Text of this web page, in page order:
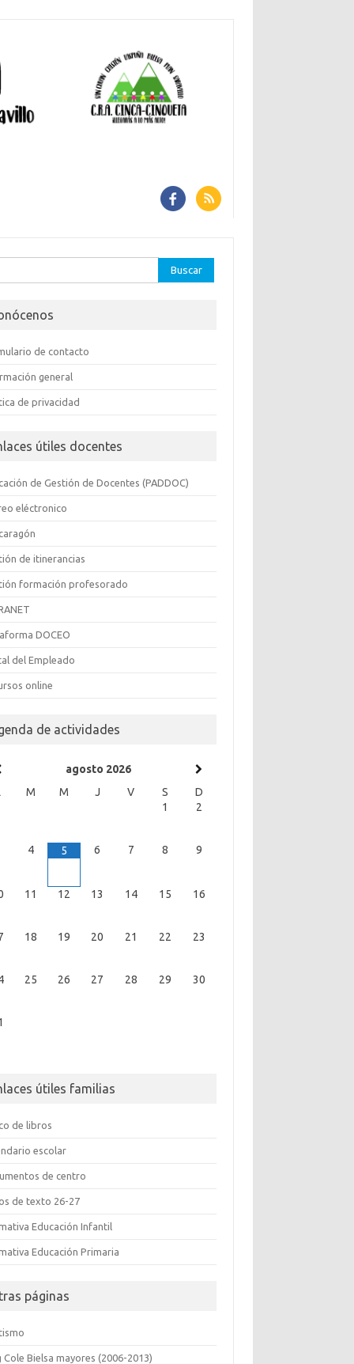
de contacto
general
de privacidad
útiles docentes
de Gestión de Docentes (PADDOC)
eléctronico
de itinerancias
formación profesorado
DOCEO
del Empleado
online
de actividades
agosto 2026
M M J V S
D
1
2
4 5 6 7 8 9
11 12 13 14 15 16
18 19 20 21 22 23
25 26 27 28 29 30
útiles familias
de libros
escolar
de centro
de texto 26-27
Educación Infantil
Educación Primaria
páginas
Cole Bielsa mayores (2006-2013)